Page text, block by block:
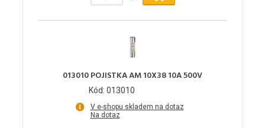
013010 POJISTKA AM 10X38 10A 500V
Kód: 013010
V e-shopu skladem na dotaz
Na dotaz